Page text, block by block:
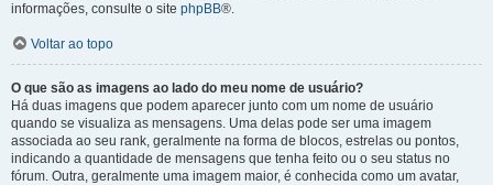
informações, consulte o site phpBB®.
Voltar ao topo
O que são as imagens ao lado do meu nome de usuário?
Há duas imagens que podem aparecer junto com um nome de usuário
quando se visualiza as mensagens. Uma delas pode ser uma imagem
associada ao seu rank, geralmente na forma de blocos, estrelas ou pontos,
indicando a quantidade de mensagens que tenha feito ou o seu status no
fórum. Outra, geralmente uma imagem maior, é conhecida como um avatar,